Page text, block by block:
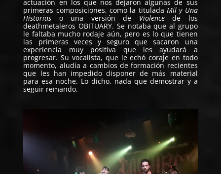
actuación en los que nos dejaron algunas de sus
primeras composiciones, como la titulada Mil y Una
Historias o una versión de Violencede los
deathmetaleros OBITUARY. Se notaba que al grupo
le faltaba mucho rodaje aún, pero es lo que tienen
las primeras veces y seguro que sacaron una
experiencia muy positiva que les ayudará a
progresar. Su vocalista, que le echó coraje en todo
momento, aludía a cambios de formación recientes
que les han impedido disponer de más material
para esa noche. Lo dicho, nada que demostrar y a
seguir remando.